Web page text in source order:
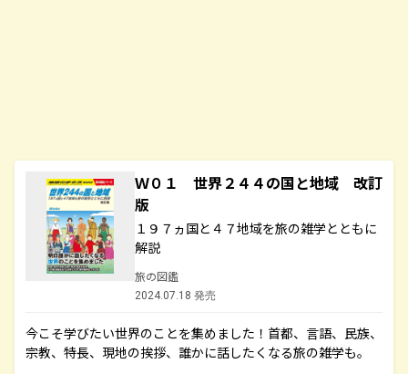
Ｗ０１ 世界２４４の国と地域 改訂
版
１９７ヵ国と４７地域を旅の雑学とともに
解説
旅の図鑑
2024.07.18 発売
今こそ学びたい世界のことを集めました！首都、言語、民族、
宗教、特長、現地の挨拶、誰かに話したくなる旅の雑学も。